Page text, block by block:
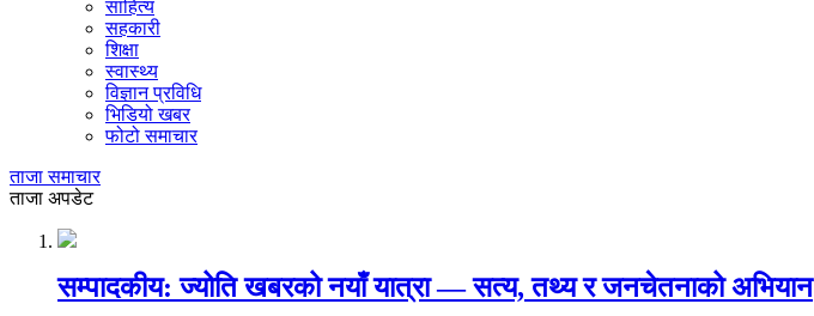
साहित्य
सहकारी
शिक्षा
स्वास्थ्य
विज्ञान प्रविधि
भिडियो खबर
फोटो समाचार
ताजा समाचार
ताजा अपडेट
सम्पादकीय: ज्योति खबरको नयाँ यात्रा — सत्य, तथ्य र जनचेतनाको अभियान